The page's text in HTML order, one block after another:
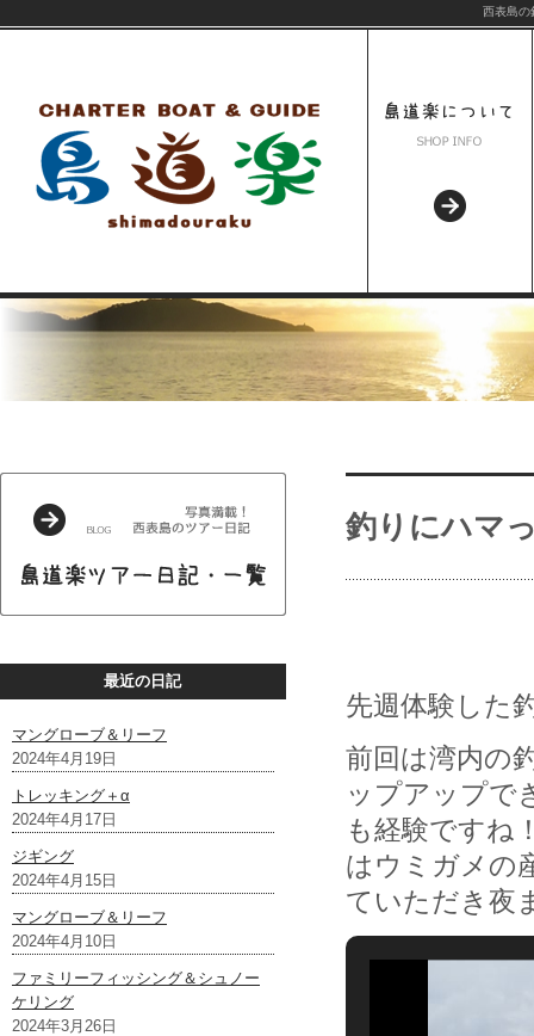
西表島の
最近の日記
マングローブ＆リーフ
2024年4月19日
トレッキング＋α
2024年4月17日
ジギング
2024年4月15日
マングローブ＆リーフ
2024年4月10日
ファミリーフィッシング＆シュノー
ケリング
2024年3月26日
釣りにハマ
先週体験した
前回は湾内の
ップアップで
も経験ですね
はウミガメの
ていただき夜